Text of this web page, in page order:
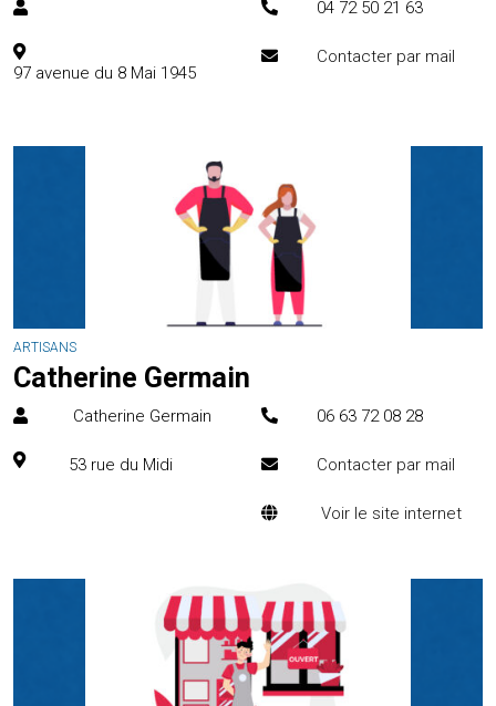
97 avenue du 8 Mai 1945
04 72 50 21 63
Contacter par mail
ARTISANS
Catherine Germain
Catherine Germain
53 rue du Midi
06 63 72 08 28
Contacter par mail
Voir le site internet